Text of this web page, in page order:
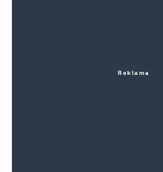
Reklama